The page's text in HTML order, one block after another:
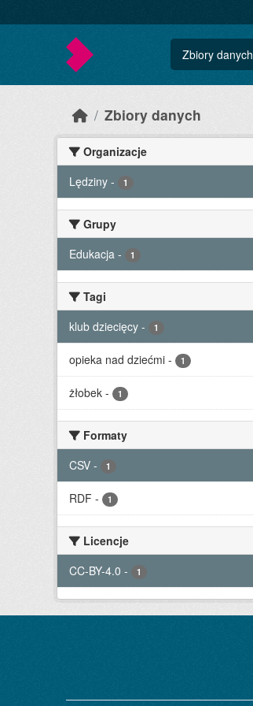
Zbiory danych
Zbiory danych
Organizacje
Lędziny - 1
Grupy
Edukacja - 1
Tagi
klub dziecięcy - 1
opieka nad dziećmi - 1
żłobek - 1
Formaty
CSV - 1
RDF - 1
Licencje
CC-BY-4.0 - 1